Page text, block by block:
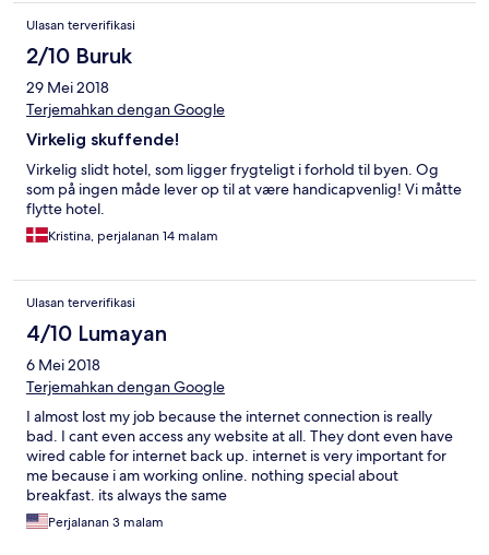
Ulasan terverifikasi
2/10 Buruk
29 Mei 2018
Terjemahkan dengan Google
Virkelig skuffende!
Virkelig slidt hotel, som ligger frygteligt i forhold til byen. Og
som på ingen måde lever op til at være handicapvenlig! Vi måtte
flytte hotel.
Kristina, perjalanan 14 malam
Ulasan terverifikasi
4/10 Lumayan
6 Mei 2018
Terjemahkan dengan Google
I almost lost my job because the internet connection is really
bad. I cant even access any website at all. They dont even have
wired cable for internet back up. internet is very important for
me because i am working online. nothing special about
breakfast. its always the same
Perjalanan 3 malam